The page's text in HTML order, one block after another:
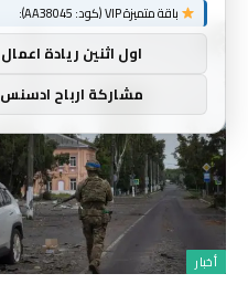
أخبار
باقة متميزة VIP (كود: AA38045):
اول اثنين ريادة اعمال
مشاركة ارباح ادسنس